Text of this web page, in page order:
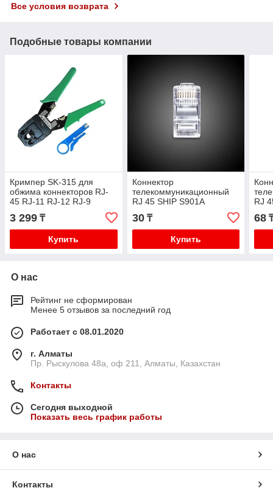
Все условия возврата
Подобные товары компании
Кримпер SK-315 для
обжима коннекторов RJ-
45 RJ-11 RJ-12 RJ-9
3 299 ₸
Купить
Коннектор
телекоммуникационный
RJ 45 SHIP S901A
30₸
Купить
RJ
68
О нас
Рейтинг не сформирован
Менее 5 отзывов за последний год
Работает с 08.01.2020
г. Алматы
Пр. Рыскулова 48а, оф 211, Алматы, Казахстан
Контакты
Сегодня выходной
Показать весь график работы
О нас
Контакты